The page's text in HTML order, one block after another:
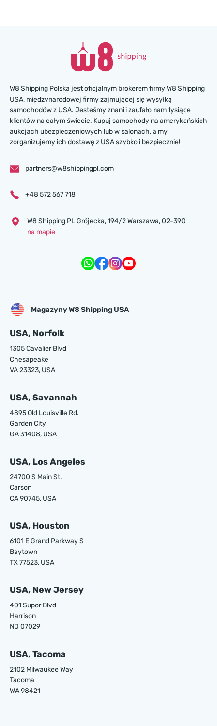
W8 Shipping Polska jest oficjalnym brokerem firmy W8 Shipping
USA, międzynarodowej firmy zajmującej się wysyłką
samochodów z USA. Jesteśmy znani i zaufało nam tysiące
klientów na całym świecie. Kupuj samochody na amerykańskich
aukcjach ubezpieczeniowych lub w salonach, a my
zorganizujemy ich dostawę z USA szybko i bezpiecznie!
partners@w8shippingpl.com
+48 572 567 718
W8 Shipping PL Grójecka , 194/2 Warszawa, 02-390
na mapie
Magazyny W8 Shipping USA
USA, Norfolk
1305 Cavalier Blvd
Chesapeake
VA 23323, USA
USA, Savannah
4895 Old Louisville Rd.
Garden City
GA 31408, USA
USA, Los Angeles
24700 S Main St.
Carson
CA 90745, USA
USA, Houston
6101 E Grand Parkway S
Baytown
TX 77523, USA
USA, New Jersey
401 Supor Blvd
Harrison
NJ 07029
USA, Tacoma
2102 Milwaukee Way
Tacoma
WA 98421